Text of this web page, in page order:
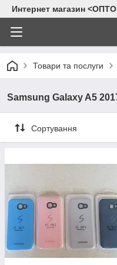
Интернет магазин
Товари та послуги
Samsung Galaxy A5
Сортування